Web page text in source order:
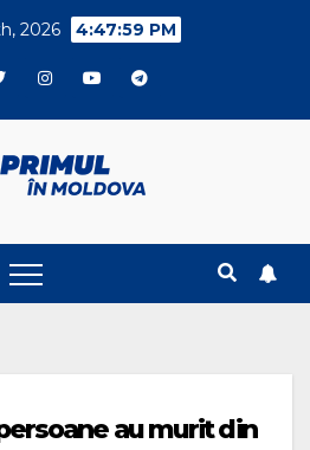
2026 4:48:00 PM
au murit din